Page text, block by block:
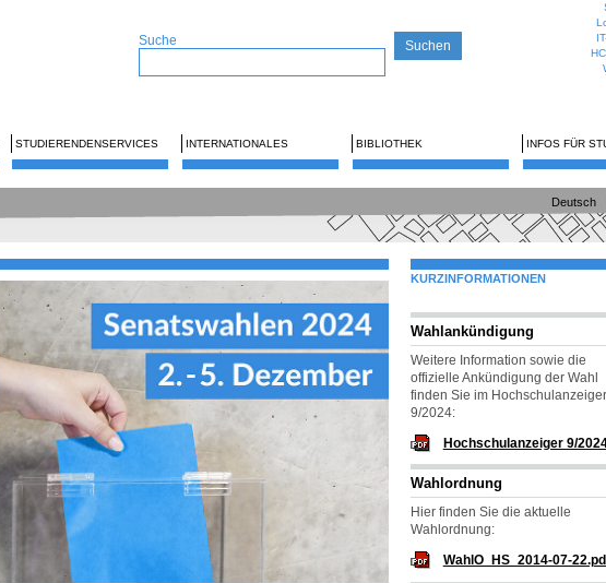
Suche
STUDIERENDENSERVICES INTERNATIONALES BIBLIOTHEK INFOS FÜR
Deutsch
KURZINFORMATIONEN
Wahlankündigung
Weitere Information sowie die
offizielle Ankündigung der Wahl
finden Sie im Hochschulanzeiger
9/2024:
Hochschulanzeiger 9/
Wahlordnung
Hier finden Sie die aktuelle
Wahlordnung:
WahlO_HS_2014-07-